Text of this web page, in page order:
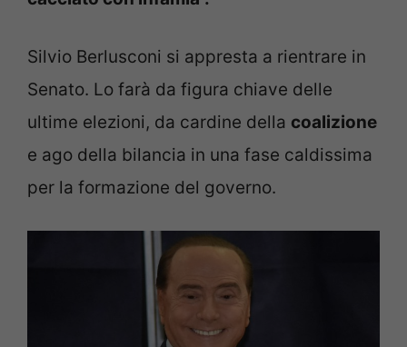
Silvio Berlusconi si appresta a rientrare in
Senato. Lo farà da figura chiave delle
ultime elezioni, da cardine della coalizione
e ago della bilancia in una fase caldissima
per la formazione del governo.